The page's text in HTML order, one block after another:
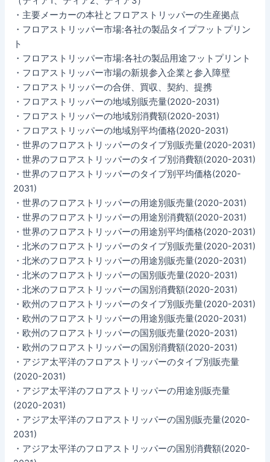
・主要メーカーの本社とフロアストリッパーの生産拠点
・フロアストリッパー市場:各社の製品タイプフットプリン
ト
・フロアストリッパー市場:各社の製品用途フットプリント
・フロアストリッパー市場の新規参入企業と参入障壁
・フロアストリッパーの合併、買収、契約、提携
・フロアストリッパーの地域別販売量(2020-2031)
・フロアストリッパーの地域別消費額(2020-2031)
・フロアストリッパーの地域別平均価格(2020-2031)
・世界のフロアストリッパーのタイプ別販売量(2020-2031)
・世界のフロアストリッパーのタイプ別消費額(2020-2031)
・世界のフロアストリッパーのタイプ別平均価格(2020-
2031)
・世界のフロアストリッパーの用途別販売量(2020-2031)
・世界のフロアストリッパーの用途別消費額(2020-2031)
・世界のフロアストリッパーの用途別平均価格(2020-2031)
・北米のフロアストリッパーのタイプ別販売量(2020-2031)
・北米のフロアストリッパーの用途別販売量(2020-2031)
・北米のフロアストリッパーの国別販売量(2020-2031)
・北米のフロアストリッパーの国別消費額(2020-2031)
・欧州のフロアストリッパーのタイプ別販売量(2020-2031)
・欧州のフロアストリッパーの用途別販売量(2020-2031)
・欧州のフロアストリッパーの国別販売量(2020-2031)
・欧州のフロアストリッパーの国別消費額(2020-2031)
・アジア太平洋のフロアストリッパーのタイプ別販売量
(2020-2031)
・アジア太平洋のフロアストリッパーの用途別販売量
(2020-2031)
・アジア太平洋のフロアストリッパーの国別販売量(2020-
2031)
・アジア太平洋のフロアストリッパーの国別消費額(2020-